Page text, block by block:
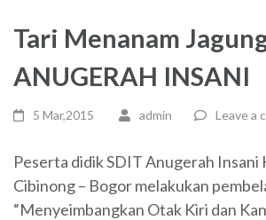
Tari Menanam
ANUGERAH INSANI
5 Mar,2015 admin Leave a
Peserta didik SDIT Anugerah Insani
Cibinong – Bogor melakukan
“Menyeimbangkan Otak Kiri dan